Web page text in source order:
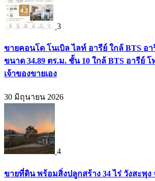
3
ขายคอนโด โนเบิล ไลท์ อารีย์ ใกล้ BTS อ
ขนาด 34.89 ตร.ม. ชั้น 10 ใกล้ BTS อารีย์ โ
เจ้าของขายเอง
30 มิถุนายน 2026
4
ขายที่ดิน พร้อมสิ่งปลูกสร้าง 34 ไร่ วังสะพุง